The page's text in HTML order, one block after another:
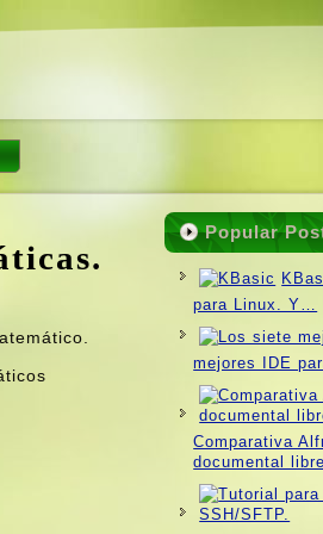
Popular
para Linux. Y…
mejores IDE
Comparativa
documental